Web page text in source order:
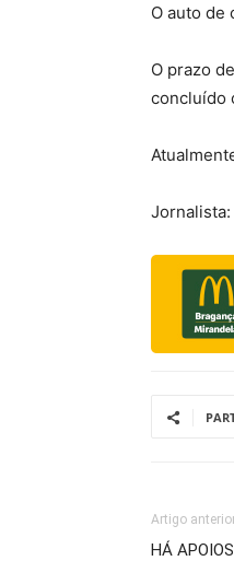
O auto de
O prazo
concluído
Artigo
HÁ